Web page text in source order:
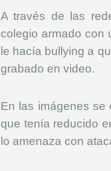
A través de las
colegio armado con
le hacía bullying a
grabado en video.
En las imágenes se
que tenía reducido
lo amenaza con